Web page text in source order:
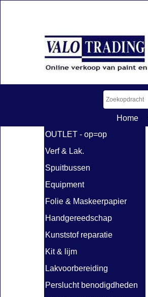
Home
OUTLET - op=op
Verf & Lak.
Spuitbussen
Equipment
Folie & Maskeerpapier
Handgereedschap
Kunststof reparatie
Kit & lijm
Lakvoorbereiding
Perslucht benodigdheden